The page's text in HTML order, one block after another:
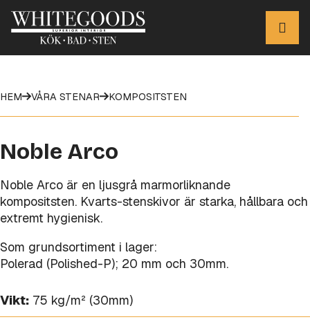
HEM VÅRA STENAR KOMPOSITSTEN
Noble Arco
Noble Arco är en ljusgrå marmorliknande
kompositsten. Kvarts-stenskivor är starka, hållbara och
extremt hygienisk.
Som grundsortiment i lager:
Polerad (Polished-P); 20 mm och 30mm.
Vikt: 75 kg/m² (30mm)